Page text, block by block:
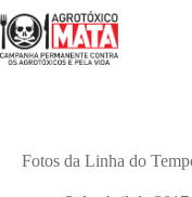
para
o
conteúdo
Fotos da Linha do